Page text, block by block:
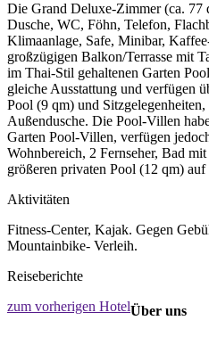
Die Grand Deluxe-Zimmer (ca. 77
Dusche, WC, Föhn, Telefon,
Klimaanlage, Safe, Minibar,
großzügigen Balkon/Terrasse mit
im Thai-Stil gehaltenen Garten
gleiche Ausstattung und verfügen
Pool (9 qm) und
Außendusche. Die Pool-Villen
Garten Pool-Villen, verfügen
Wohnbereich, 2 Fernseher, Bad
größeren privaten Pool (12 qm) auf
Aktivitäten
Fitness-Center, Kajak. Gegen
Mountainbike- Verleih.
Reiseberichte
zum vorherigen HotelÜber uns